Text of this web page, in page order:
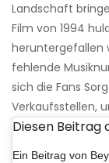
Landschaft
Film von 1994
heruntergefallen
fehlende
sich die Fans
Verkaufsstellen,
Diesen Beitrag
Ein Beitrag von